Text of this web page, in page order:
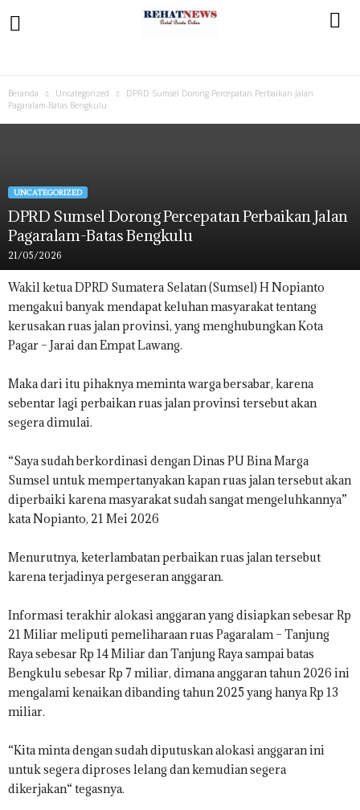
Beranda Uncategorized
DPRD Sumsel Dorong Percepatan Perbaikan Jalan
Pagaralam-Batas Bengkulu
UNCATEGORIZED
DPRD Sumsel Dorong Percepatan Perbaikan Jalan
Pagaralam-Batas Bengkulu
21/05/2026
Wakil ketua DPRD Sumatera Selatan (Sumsel) H Nopianto
mengakui banyak mendapat keluhan masyarakat tentang
kerusakan ruas jalan provinsi, yang menghubungkan Kota
Pagar – Jarai dan Empat Lawang.
Maka dari itu pihaknya meminta warga bersabar, karena
sebentar lagi perbaikan ruas jalan provinsi tersebut akan
segera dimulai.
“Saya sudah berkordinasi dengan Dinas PU Bina Marga
Sumsel untuk mempertanyakan kapan ruas jalan tersebut akan
diperbaiki karena masyarakat sudah sangat mengeluhkannya”
kata Nopianto, 21 Mei 2026
Menurutnya, keterlambatan perbaikan ruas jalan tersebut
karena terjadinya pergeseran anggaran.
Informasi terakhir alokasi anggaran yang disiapkan sebesar Rp
21 Miliar meliputi pemeliharaan ruas Pagaralam – Tanjung
Raya sebesar Rp 14 Miliar dan Tanjung Raya sampai batas
Bengkulu sebesar Rp 7 miliar, dimana anggaran tahun 2026 ini
mengalami kenaikan dibanding tahun 2025 yang hanya Rp 13
miliar.
“Kita minta dengan sudah diputuskan alokasi anggaran ini
untuk segera diproses lelang dan kemudian segera
dikerjakan“ tegasnya.